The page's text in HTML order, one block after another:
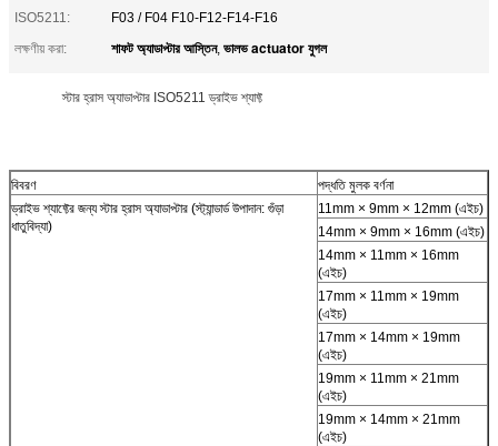
ISO5211:
F03 / F04 F10-F12-F14-F16
লক্ষণীয় করা:
শাফট অ্যাডাপ্টার আস্তিন, ভালভ actuator যুগল
স্টার হ্রাস অ্যাডাপ্টার ISO5211 ড্রাইভ শ্যাফ্ট
বিবরণ
পদ্ধতি মুলক বর্ণনা
ড্রাইভ শ্যাফ্টের জন্য স্টার হ্রাস অ্যাডাপ্টার (স্ট্যান্ডার্ড উপাদান: গুঁড়া
ধাতুবিদ্যা)
11mm × 9mm × 12mm (এইচ)
14mm × 9mm × 16mm (এইচ)
14mm × 11mm × 16mm
(এইচ)
17mm × 11mm × 19mm
(এইচ)
17mm × 14mm × 19mm
(এইচ)
19mm × 11mm × 21mm
(এইচ)
19mm × 14mm × 21mm
(এইচ)